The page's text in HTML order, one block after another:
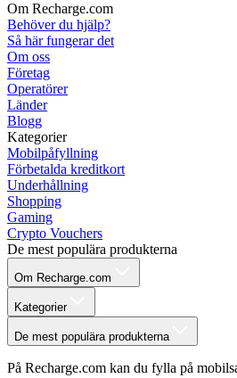
Om Recharge.com
Behöver du hjälp?
Så här fungerar det
Om oss
Företag
Operatörer
Länder
Blogg
Kategorier
Mobilpåfyllning
Förbetalda kreditkort
Underhållning
Shopping
Gaming
Crypto Vouchers
De mest populära produkterna
Om Recharge.com
Kategorier
De mest populära produkterna
På Recharge.com kan du fylla på